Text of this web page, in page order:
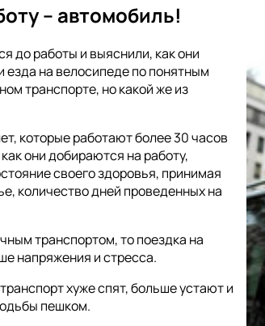
– автомобиль!
до работы и выяснили, как они
езда на велосипеде по понятным
транспорте, но какой же из
которые работают более 30 часов
они добираются на работу,
своего здоровья, принимая
количество дней проведенных на
транспортом, то поездка на
напряжения и стресса.
хуже спят, больше устают и
пешком.